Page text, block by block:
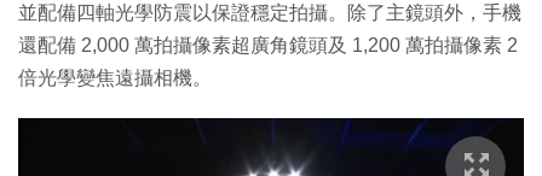
並配備四軸光學防震以保證穩定拍攝。除了主鏡頭外，手機
還配備 2,000 萬拍攝像素超廣角鏡頭及 1,200 萬拍攝像素 2
倍光學變焦遠攝相機。